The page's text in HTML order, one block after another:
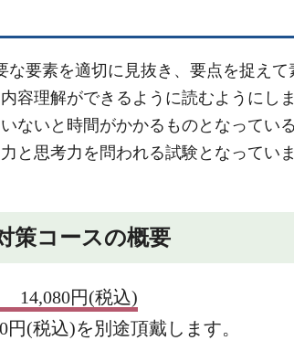
要素を適切に見抜き、要点を捉え
容理解ができるように読むようにし
ないと時間がかかるものとなってい
と思考力を問われる試験となっていま
策コースの概要
14,080円(税込)
(税込)を別途頂戴します。